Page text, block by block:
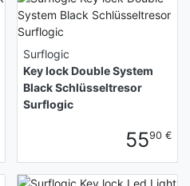
Surflogic
Key lock Double System
Black Schlüsseltresor
Surflogic
5590 €